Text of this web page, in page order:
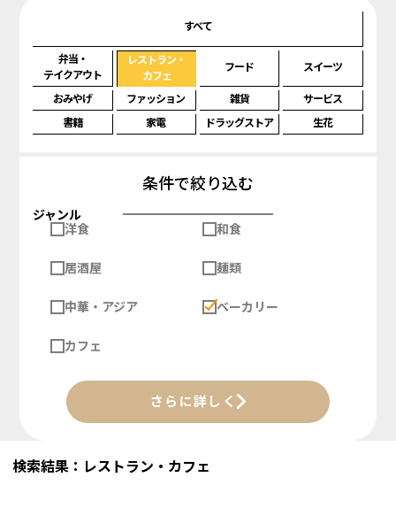
すべて
弁当・
テイクアウト
レストラン・
カフェ
フード スイーツ
おみやげ ファッション 雑貨
サービス
書籍
家電 ドラッグストア 生花
条件で絞り込む
ジャンル
洋食
和食
居酒屋 麺類
中華・アジア ベーカリー
カフェ
さらに詳しく
検索結果：レストラン・カフェ